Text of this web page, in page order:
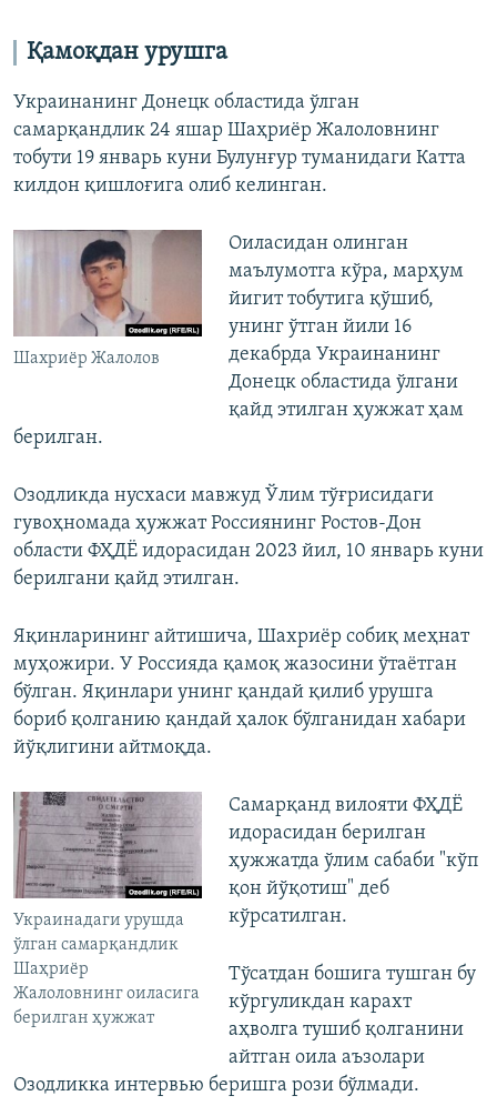
Қамоқдан урушга
Украинанинг Донецк областида ўлган
самарқандлик 24 яшар Шаҳриёр Жалоловнинг
тобути 19 январь куни Булунғур туманидаги Катта
килдон қишлоғига олиб келинган.
Шахриёр Жалолов
Оиласидан олинган
маълумотга кўра, марҳум
йигит тобутига қўшиб,
унинг ўтган йили 16
декабрда Украинанинг
Донецк областида ўлгани
қайд этилган ҳужжат ҳам
берилган.
Озодликда нусхаси мавжуд Ўлим тўғрисидаги
гувоҳномада ҳужжат Россиянинг Ростов-Дон
области ФҲДЁ идорасидан 2023 йил, 10 январь куни
берилгани қайд этилган.
Яқинларининг айтишича, Шахриёр собиқ меҳнат
муҳожири. У Россияда қамоқ жазосини ўтаётган
бўлган. Яқинлари унинг қандай қилиб урушга
бориб қолганию қандай ҳалок бўлганидан хабари
йўқлигини айтмоқда.
Украинадаги урушда
ўлган самарқандлик
Шаҳриёр
Жалоловнинг оиласига
берилган ҳужжат
Самарқанд вилояти ФҲДЁ
идорасидан берилган
ҳужжатда ўлим сабаби "кўп
қон йўқотиш" деб
кўрсатилган.
Тўсатдан бошига тушган бу
кўргуликдан карахт
аҳволга тушиб қолганини
айтган оила аъзолари
Озодликка интервью беришга рози бўлмади.